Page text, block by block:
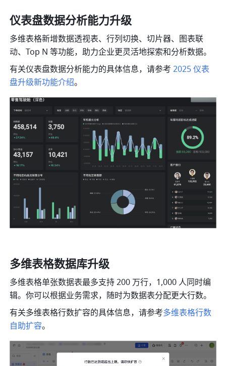
仪表盘数据分析能力升级
多维表格新增数据透视表、行列切换、切片器、图表联
动、Top N 等功能，助力企业更灵活地探索和分析数据。
有关仪表盘数据分析能力的具体信息，请参考 2025 仪表
盘升级新功能介绍。
多维表格数据库升级
多维表格单张数据表最多支持 200 万行，1,000 人同时编
辑。你可以根据业务需求，随时为数据表分配更大行数。
有关多维表格行数扩容的具体信息，请参考多维表格行数
自助扩容。